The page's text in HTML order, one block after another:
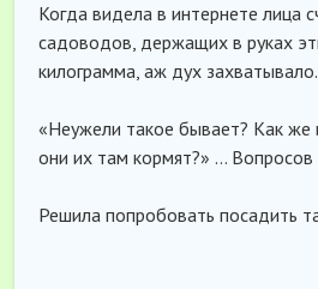
Когда видела в интернете лица
садоводов, держащих в руках
килограмма, аж дух захватывало.
«Неужели такое бывает? Как же
они их там кормят?» …
Решила попробовать посадить